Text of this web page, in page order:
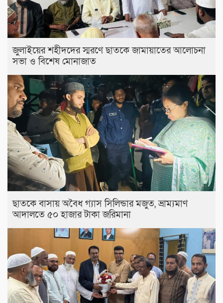
জুলাইয়ের শহীদদের স্মরণে ছাতকে জামায়াতের আলোচনা
সভা ও বিশেষ মোনাজাত
ছাতকে বাসায় অবৈধ গ্যাস সিলিন্ডার মজুত, ভ্রাম্যমাণ
আদালতে ৫০ হাজার টাকা জরিমানা